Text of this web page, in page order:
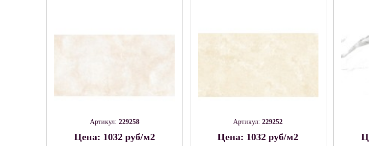
Артикул: 229258
Цена: 1032 руб/м2
Артикул:229252
Цена: 1032 руб/м2